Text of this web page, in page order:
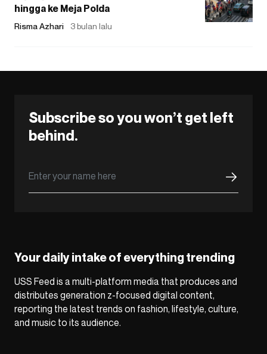
hingga ke Meja Polda
Risma Azhari 3 bulan lalu
Subscribe so you won’t get left
behind.
Your daily intake of everything trending
USS Feed is a multi-platform media that produces and
distributes generation z-focused digital content,
reporting the latest trends on fashion, lifestyle, culture,
and music to its audience.